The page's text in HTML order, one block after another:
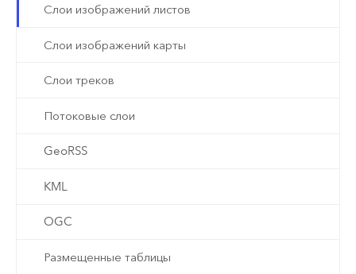
Слои изображений листов
Слои изображений карты
Слои треков
Потоковые слои
GeoRSS
KML
OGC
Размещенные таблицы